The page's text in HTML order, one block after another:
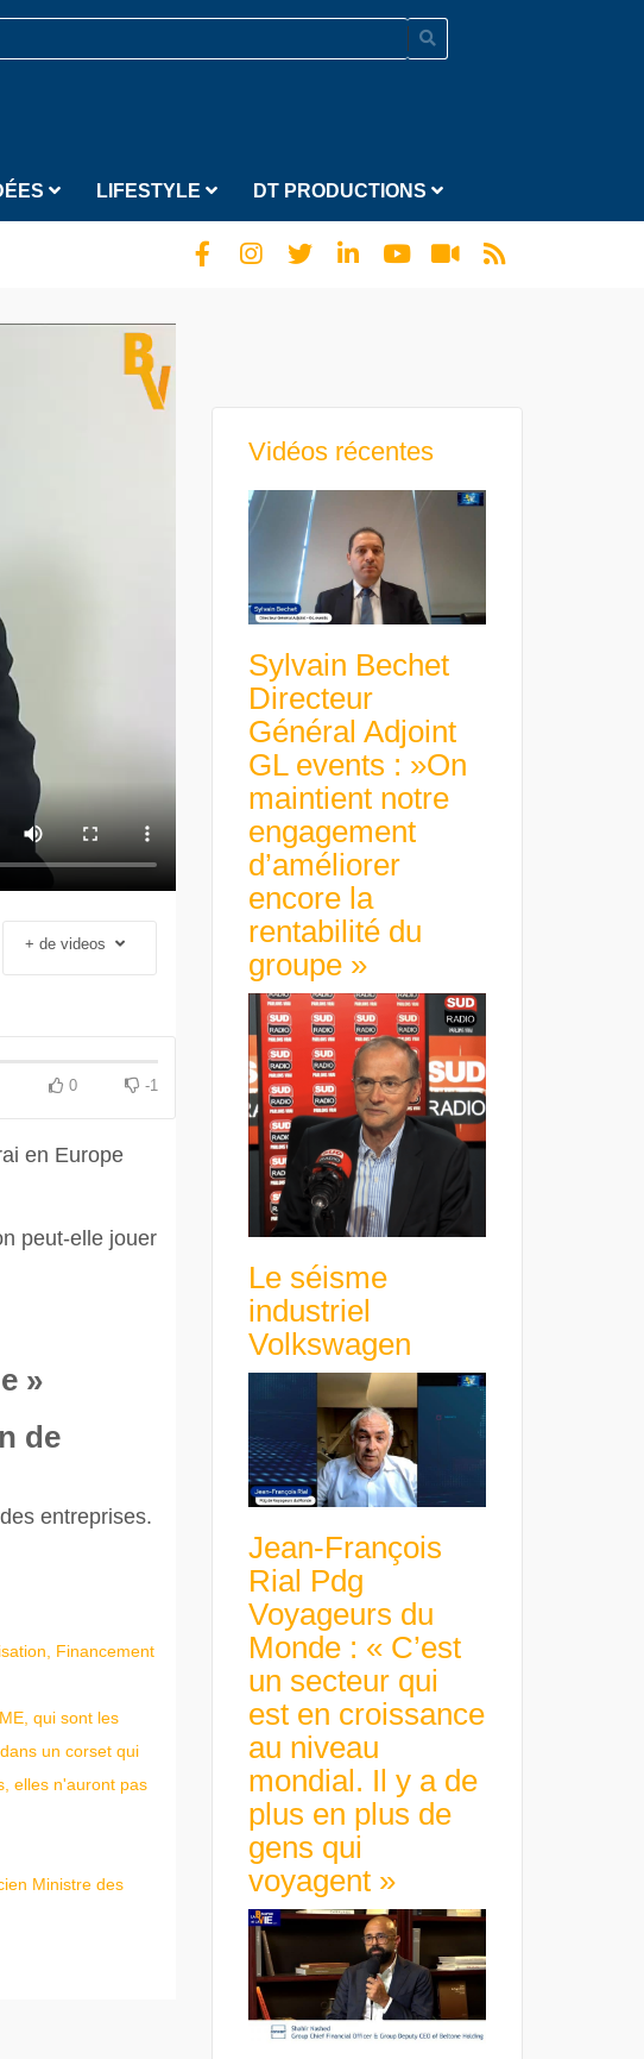
LIFESTYLE DT PRODUCTIONS
Euro numérique : la BCE
avance avec un frein à main !
+ de videos
0 -1
en Europe
peut-elle jouer
»
de
entreprises.
Financement
qui sont les
un corset qui
elles n'auront pas
Ministre des
Vidéos récentes
Sylvain Bechet
Directeur
Général Adjoint
GL events : »On
maintient notre
engagement
d’améliorer
encore la
rentabilité du
groupe »
Le séisme
industriel
Volkswagen
Jean-François
Rial Pdg
Voyageurs du
Monde : « C’est
un secteur qui
est en croissance
au niveau
mondial. Il y a de
plus en plus de
gens qui
voyagent »